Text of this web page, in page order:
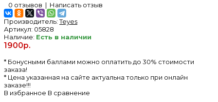
0 отзывов | Написать отзыв
Производитель: Teyes
Артикул: 05828
Наличие: Есть в наличии
1900р.
* Бонусными баллами можно оплатить до 30% стоимости
заказа!
* Цена указанная на сайте актуальна только при онлайн
заказе!!!
В избранное В сравнение